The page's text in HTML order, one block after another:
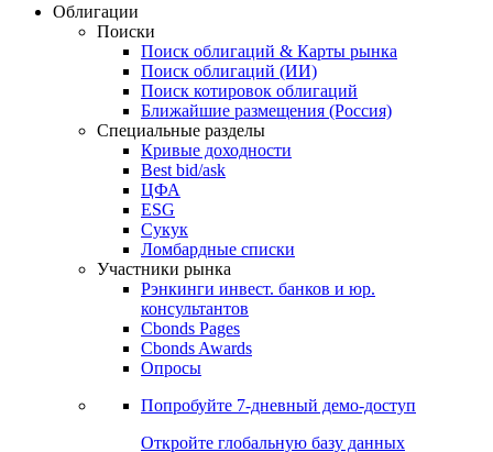
Облигации
Поиски
Поиск облигаций & Карты рынка
Поиск облигаций (ИИ)
Поиск котировок облигаций
Ближайшие размещения (Россия)
Специальные разделы
Кривые доходности
Best bid/ask
ЦФА
ESG
Сукук
Ломбардные списки
Участники рынка
Рэнкинги инвест. банков и юр.
консультантов
Cbonds Pages
Cbonds Awards
Опросы
Попробуйте 7-дневный демо-доступ
Откройте глобальную базу данных